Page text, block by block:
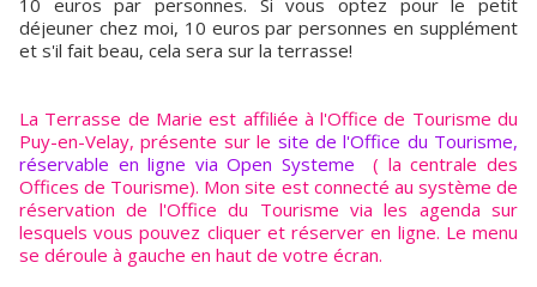
10 euros par personnes. Si vous optez pour le petit
déjeuner chez moi, 10 euros par personnes en supplément
et s'il fait beau, cela sera sur la terrasse!
La Terrasse de Marie est affiliée à l'Office de Tourisme du
Puy-en-Velay, présente sur le site de l'Office du Tourisme,
réservable en ligne via Open Systeme
( la centrale des
Offices de Tourisme). Mon site est connecté au système de
réservation de l'Office du Tourisme via les agenda sur
lesquels vous pouvez cliquer et réserver en ligne. Le menu
se déroule à gauche en haut de votre écran.